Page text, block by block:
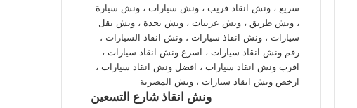
ونش انقاذ شارع التسعين